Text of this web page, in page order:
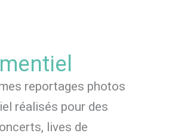
reportages photos
réalisés pour des
lives de